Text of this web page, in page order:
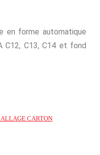
en forme automatique
C12, C13, C14 et fond
CARTON